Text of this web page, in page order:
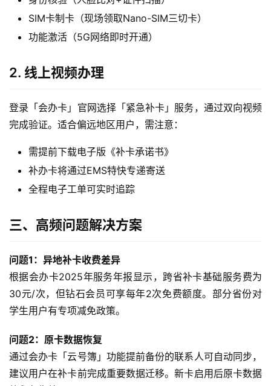
首
流
量
带
随
W
i
i
快
讯
SIM卡制卡（现场领取Nano-SIM三切卡）
功能激活（5G网络即时开通）
2. 线上视频办理
登录「会办卡」官网选择「紧急补卡」服务，通过双向视频
完成验证。适合偏远地区用户，需注意：
需提前下载电子版《补卡承诺书》
补办卡将通过EMS特快专递寄送
全程电子工单可实时追踪
三、高频问题解决方案
问题1：异地补卡收费差异
根据会办卡2025年服务年报显示，跨省补卡基础服务费为
30元/次，但钻石会员可享每年2次免费额度。部分省份对
学生用户有专项减免政策。
问题2：原卡数据恢复
通过会办卡「云号簿」功能提前备份的联系人可自动同步，
建议用户在补卡前完成重要数据迁移。新卡启用后原卡数据